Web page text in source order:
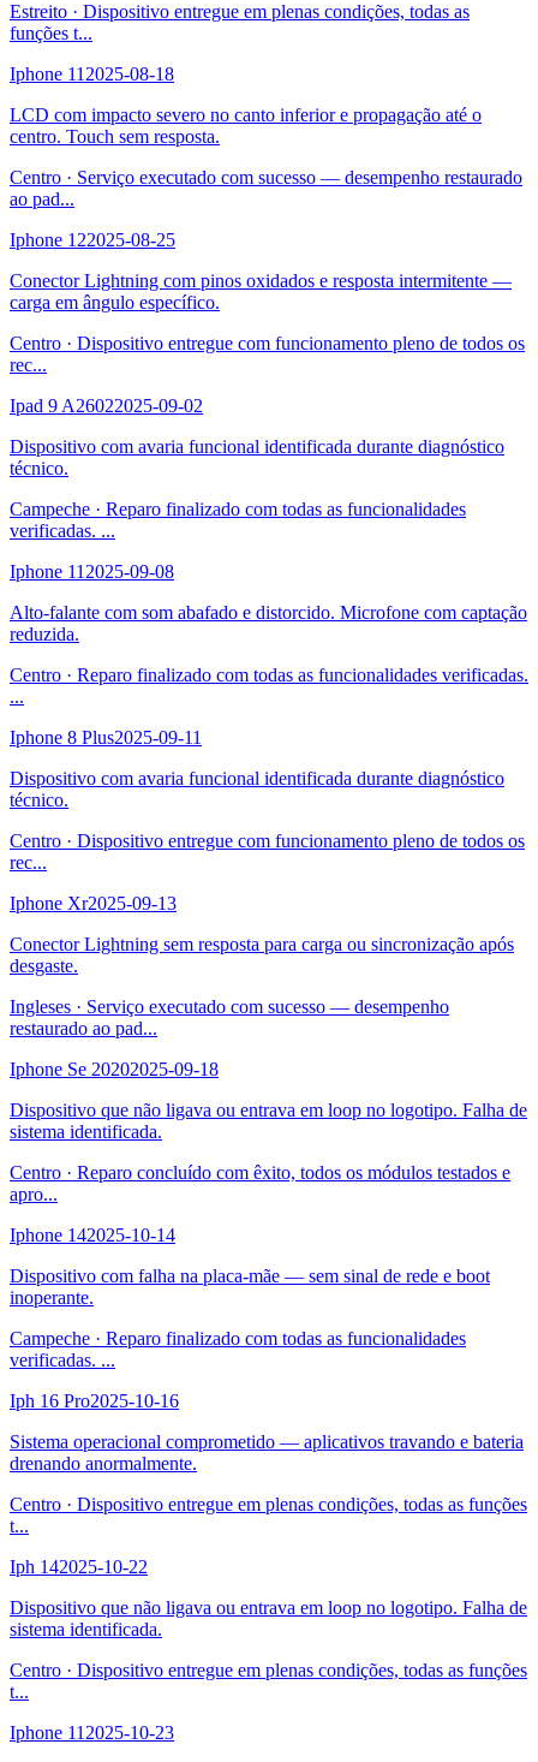
Estreito · Dispositivo entregue em plenas condições, todas as
funções t...
Iphone 112025-08-18
LCD com impacto severo no canto inferior e propagação até o
centro. Touch sem resposta.
Centro · Serviço executado com sucesso — desempenho restaurado
ao pad...
Iphone 122025-08-25
Conector Lightning com pinos oxidados e resposta intermitente —
carga em ângulo específico.
Centro · Dispositivo entregue com funcionamento pleno de todos os
rec...
Ipad 9 A26022025-09-02
Dispositivo com avaria funcional identificada durante diagnóstico
técnico.
Campeche · Reparo finalizado com todas as funcionalidades
verificadas. ...
Iphone 112025-09-08
Alto-falante com som abafado e distorcido. Microfone com captação
reduzida.
Centro · Reparo finalizado com todas as funcionalidades verificadas.
...
Iphone 8 Plus2025-09-11
Dispositivo com avaria funcional identificada durante diagnóstico
técnico.
Centro · Dispositivo entregue com funcionamento pleno de todos os
rec...
Iphone Xr2025-09-13
Conector Lightning sem resposta para carga ou sincronização após
desgaste.
Ingleses · Serviço executado com sucesso — desempenho
restaurado ao pad...
Iphone Se 20202025-09-18
Dispositivo que não ligava ou entrava em loop no logotipo. Falha de
sistema identificada.
Centro · Reparo concluído com êxito, todos os módulos testados e
apro...
Iphone 142025-10-14
Dispositivo com falha na placa-mãe — sem sinal de rede e boot
inoperante.
Campeche · Reparo finalizado com todas as funcionalidades
verificadas. ...
Iph 16 Pro2025-10-16
Sistema operacional comprometido — aplicativos travando e bateria
drenando anormalmente.
Centro · Dispositivo entregue em plenas condições, todas as funções
t...
Iph 142025-10-22
Dispositivo que não ligava ou entrava em loop no logotipo. Falha de
sistema identificada.
Centro · Dispositivo entregue em plenas condições, todas as funções
t...
Iphone 112025-10-23